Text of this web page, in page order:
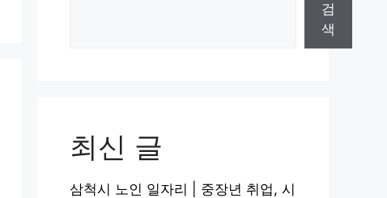
검
색
최신 글
삼척시 노인 일자리 | 중장년 취업, 시